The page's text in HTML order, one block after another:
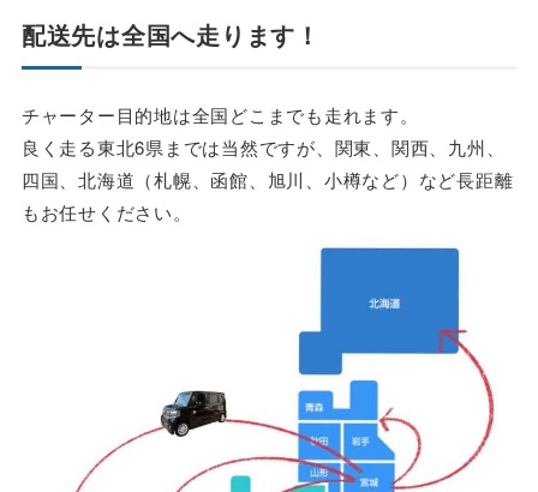
配送先は全国へ走ります！
チャーター目的地は全国どこまでも走れます。
良く走る東北6県までは当然ですが、関東、関西、九州、
四国、北海道（札幌、函館、旭川、小樽など）など長距離
もお任せください。